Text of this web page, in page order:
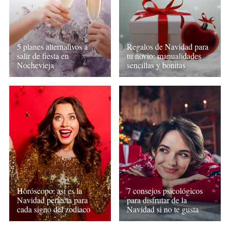
5 planes alternativos a
salir de fiesta en
Nochevieja
Regalos de Navidad para
tu novio: manualidades
sencillas y bonitas
Horóscopo: así es la
Navidad perfecta para
cada signo del zodiaco
7 consejos psicológicos
para disfrutar de la
Navidad si no te gusta